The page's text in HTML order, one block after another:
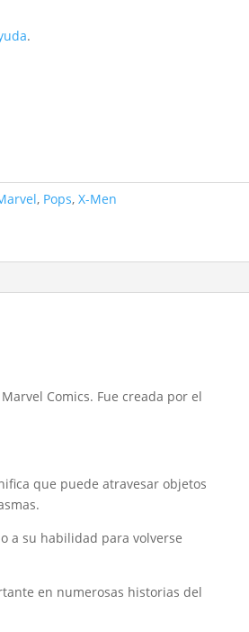
.
, Pops, X-Men
Comics. Fue creada por el
que puede atravesar objetos
a su habilidad para volverse
en numerosas historias del